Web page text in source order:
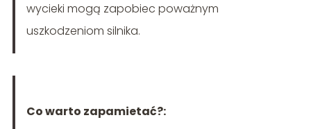
wycieki mogą zapobiec poważnym
uszkodzeniom silnika.
Co warto zapamietać?: